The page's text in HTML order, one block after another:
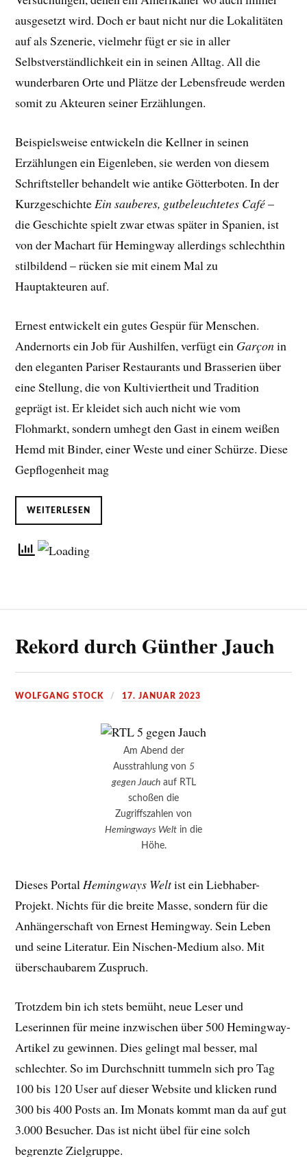
ausgesetzt wird. Doch er baut nicht nur die Lokalitäten
auf als Szenerie, vielmehr fügt er sie in aller
Selbstverständlichkeit ein in seinen Alltag. All die
wunderbaren Orte und Plätze der Lebensfreude werden
somit zu Akteuren seiner Erzählungen.
Beispielsweise entwickeln die Kellner in seinen
Erzählungen ein Eigenleben, sie werden von diesem
Schriftsteller behandelt wie antike Götterboten. In der
KurzgeschichteEin sauberes, gutbeleuchtetes Café–
die Geschichte spielt zwar etwas später in Spanien, ist
von der Machart für Hemingway allerdings schlechthin
stilbildend – rücken sie mit einem Mal zu
Hauptakteuren auf.
Ernest entwickelt ein gutes Gespür für Menschen.
Andernorts ein Job für Aushilfen, verfügt ein Garçonin
den eleganten Pariser Restaurants und Brasserien über
eine Stellung, die von Kultiviertheit und Tradition
geprägt ist. Er kleidet sich auch nicht wie vom
Flohmarkt, sondern umhegt den Gast in einem weißen
Hemd mit Binder, einer Weste und einer Schürze. Diese
Gepflogenheit mag
WEITERLESEN
Rekord durch Günther Jauch
WOLFGANG STOCK 17. JANUAR 2023
Am Abend der
Ausstrahlung von 5
gegen Jauchauf RTL
schoßen die
Zugriffszahlen von
Hemingways Welt in die
Höhe.
Dieses PortalHemingways Weltist ein Liebhaber-
Projekt. Nichts für die breite Masse, sondern für die
Anhängerschaft von Ernest Hemingway. Sein Leben
und seine Literatur. Ein Nischen-Medium also. Mit
überschaubarem Zuspruch.
Trotzdem bin ich stets bemüht, neue Leser und
Leserinnen für meine inzwischen über 500 Hemingway-
Artikel zu gewinnen. Dies gelingt mal besser, mal
schlechter. So im Durchschnitt tummeln sich pro Tag
100 bis 120 User auf dieser Website und klicken rund
300 bis 400 Posts an. Im Monats kommt man da auf gut
3.000 Besucher. Das ist nicht übel für eine solch
begrenzte Zielgruppe.